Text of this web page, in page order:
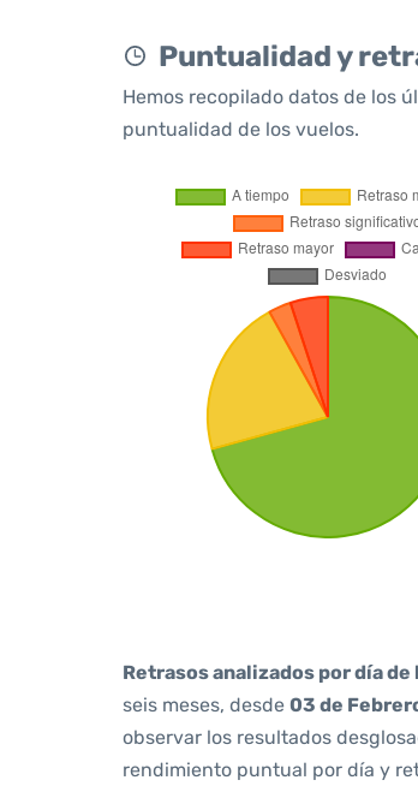
Puntualidad y
Hemos recopilado datos de los
puntualidad de los vuelos.
Retrasos analizados por día de
seis meses, desde 03 de
observar los resultados
rendimiento puntual por día y